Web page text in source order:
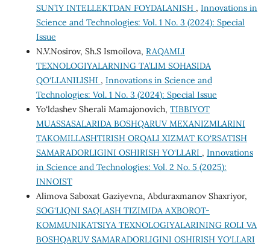
SUN’IY INTELLEKTDAN FOYDALANISH , Innovations in
Science and Technologies: Vol. 1 No. 3 (2024): Special
Issue
N.V.Nosirov, Sh.S Ismoilova, RAQAMLI
TEXNOLOGIYALARNING TA’LIM SOHASIDA
QO‘LLANILISHI , Innovations in Science and
Technologies: Vol. 1 No. 3 (2024): Special Issue
Yo‘ldashev Sherali Mamajonovich, TIBBIYOT
MUASSASALARIDA BOSHQARUV MEXANIZMLARINI
TAKOMILLASHTIRISH ORQALI XIZMAT KO‘RSATISH
SAMARADORLIGINI OSHIRISH YO‘LLARI , Innovations
in Science and Technologies: Vol. 2 No. 5 (2025):
INNOIST
Alimova Saboxat Gaziyevna, Abduraxmanov Shaxriyor,
SOG‘LIQNI SAQLASH TIZIMIDA AXBOROT-
KOMMUNIKATSIYA TEXNOLOGIYALARINING ROLI VA
BOSHQARUV SAMARADORLIGINI OSHIRISH YO‘LLARI